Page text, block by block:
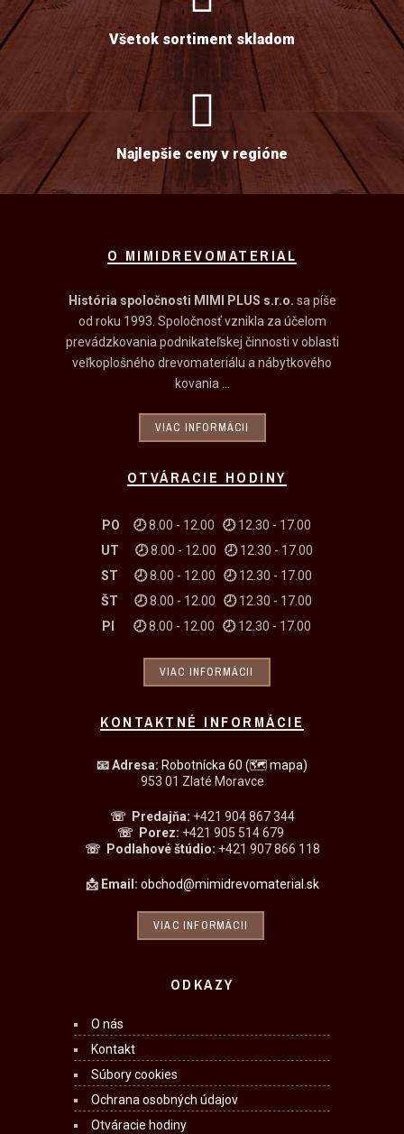
Všetok sortiment skladom
Najlepšie ceny v regióne
O MIMIDREVOMATERIAL
História spoločnosti MIMI PLUS s.r.o. sa píše
od roku 1993. Spoločnosť vznikla za účelom
prevádzkovania podnikateľskej činnosti v oblasti
veľkoplošného drevomateriálu a nábytkového
kovania ...
VIAC INFORMÁCII
OTVÁRACIE HODINY
PO 🕗8.00 - 12.00 🕗12.30 - 17.00
UT
🕗8.00 - 12.00 🕗12.30 - 17.00
ST 🕗8.00 - 12.00 🕗12.30 - 17.00
ŠT
🕗8.00 - 12.00 🕗12.30 - 17.00
PI
🕗8.00 - 12.00 🕗12.30 - 17.00
VIAC INFORMÁCII
KONTAKTNÉ INFORMÁCIE
📧Adresa: Robotnícka 60 (🗺 mapa)
953 01 Zlaté Moravce
☏ Predajňa: +421 904 867 344
☏ Porez: +421 905 514 679
☏ Podlahové štúdio: +421 907 866 118
📩 Email: obchod@mimidrevomaterial.sk
VIAC INFORMÁCII
ODKAZY
O nás
Kontakt
Súbory cookies
Ochrana osobných údajov
Otváracie hodiny